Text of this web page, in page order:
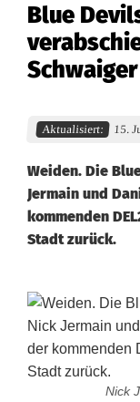
Blue
Schwaiger
Aktualisiert: 15.
Weiden. Die
Jermain und
kommenden
Stadt zurück.
Nick